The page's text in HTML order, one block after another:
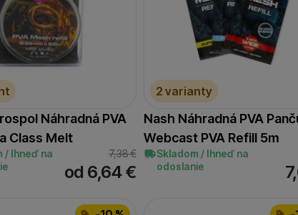
my aj naši dôveryhodní partneri, aby sme vám mohli
či už na našom webe, alebo na stránkach našich
Náhradná PVA
Class Melt
/ Ihneď na
7,38€
od 6,64€
2 varianty
Nash Náhradná PVA
Webcast PVA Refill 5m
Skladom / Ihneď na
odoslanie